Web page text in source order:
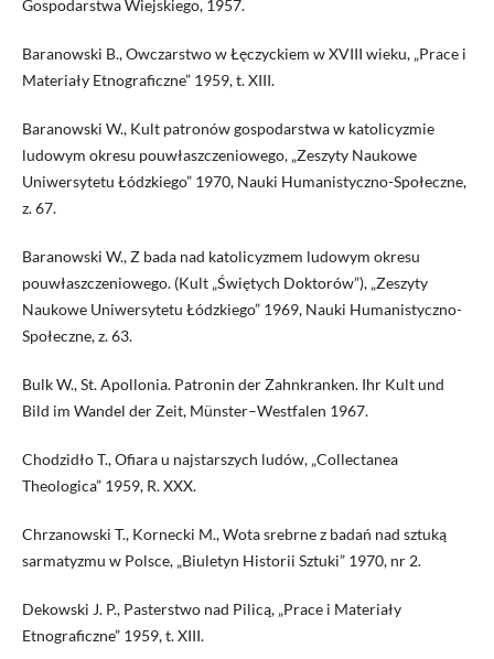
Gospodarstwa Wiejskiego, 1957.
Baranowski B., Owczarstwo w Łęczyckiem w XVIII wieku, „Prace i
Materiały Etnograficzne” 1959, t. XIII.
Baranowski W., Kult patronów gospodarstwa w katolicyzmie
ludowym okresu pouwłaszczeniowego, „Zeszyty Naukowe
Uniwersytetu Łódzkiego” 1970, Nauki Humanistyczno-Społeczne,
z. 67.
Baranowski W., Z bada nad katolicyzmem ludowym okresu
pouwłaszczeniowego. (Kult „Świętych Doktorów”), „Zeszyty
Naukowe Uniwersytetu Łódzkiego” 1969, Nauki Humanistyczno-
Społeczne, z. 63.
Bulk W., St. Apollonia. Patronin der Zahnkranken. Ihr Kult und
Bild im Wandel der Zeit, Münster–Westfalen 1967.
Chodzidło T., Ofiara u najstarszych ludów, „Collectanea
Theologica” 1959, R. XXX.
Chrzanowski T., Kornecki M., Wota srebrne z badań nad sztuką
sarmatyzmu w Polsce, „Biuletyn Historii Sztuki” 1970, nr 2.
Dekowski J. P., Pasterstwo nad Pilicą, „Prace i Materiały
Etnograficzne” 1959, t. XIII.